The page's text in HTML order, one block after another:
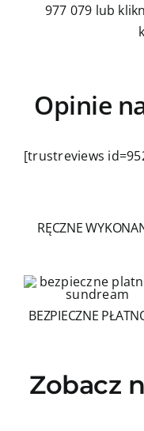
977 079 lub
Opinie
[trustreviews
RĘCZNE
BEZPIECZNE
Zobacz